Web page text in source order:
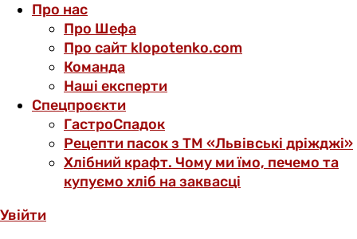
Про нас
Про Шефа
Про сайт klopotenko.com
Команда
Наші експерти
Спецпроєкти
ГастроСпадок
Рецепти пасок з ТМ «Львівські дріжджі»
Хлібний крафт. Чому ми їмо, печемо та
купуємо хліб на заквасці
Увійти